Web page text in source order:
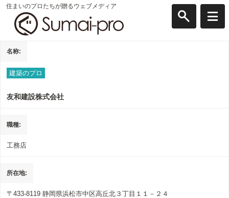
住まいのプロたちが贈るウェブメディア
名称
建築のプロ
友和建設株式会社
職種
工務店
所在地
〒433-8119 静岡県浜松市中区高丘北３丁目１１－２４